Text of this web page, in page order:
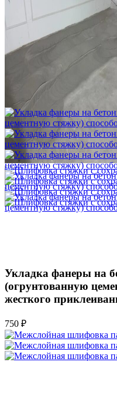
Шлифовка стяжки с
1 500 ₽
Укладка фанеры на
(огрунтованную
жесткого
750 ₽